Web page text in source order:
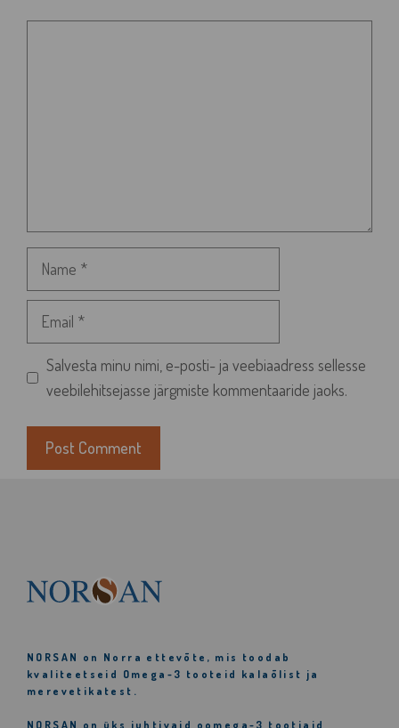
Name
Email
Salvesta minu nimi, e-posti- ja veebiaadress sellesse
veebilehitsejasse järgmiste kommentaaride jaoks.
NORSAN on Norra ettevõte, mis toodab
kvaliteetseid Omega-3 tooteid kalaõlist ja
merevetikatest.
NORSAN on üks juhtivaid oomega-3 tootjaid